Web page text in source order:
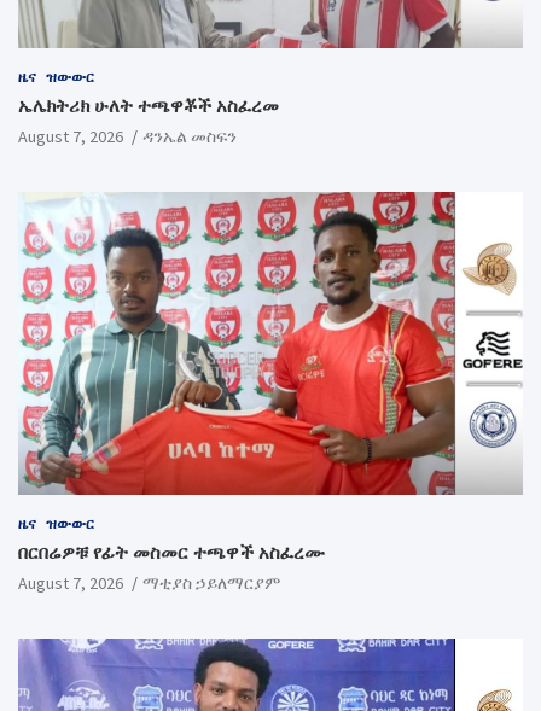
ዜና ዝውውር
ኤሌክትሪክ ሁለት ተጫዋቾች አስፈረመ
August 7, 2026 ዳንኤል መስፍን
ዜና ዝውውር
በርበሬዎቹ የፊት መስመር ተጫዋች አስፈረሙ
August 7, 2026 ማቲያስ ኃይለማርያም